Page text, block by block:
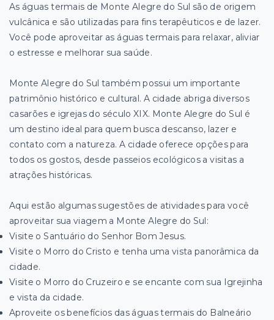
As águas termais de Monte Alegre do Sul são de origem
vulcânica e são utilizadas para fins terapêuticos e de lazer.
Você pode aproveitar as águas termais para relaxar, aliviar
o estresse e melhorar sua saúde.
Monte Alegre do Sul também possui um importante
patrimônio histórico e cultural. A cidade abriga diversos
casarões e igrejas do século XIX. Monte Alegre do Sul é
um destino ideal para quem busca descanso, lazer e
contato com a natureza. A cidade oferece opções para
todos os gostos, desde passeios ecológicos a visitas a
atrações históricas.
Aqui estão algumas sugestões de atividades para você
aproveitar sua viagem a Monte Alegre do Sul:
Visite o Santuário do Senhor Bom Jesus.
Visite o Morro do Cristo e tenha uma vista panorâmica da
cidade.
Visite o Morro do Cruzeiro e se encante com sua Igrejinha
e vista da cidade.
Aproveite os benefícios das águas termais do Balneário